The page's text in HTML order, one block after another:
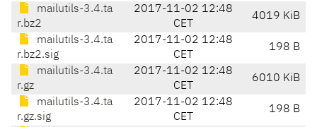
mailutils-3.4.ta
r.bz2
2017-11-02 12:48
CET
4019 KiB
mailutils-3.4.ta
r.bz2.sig
2017-11-02 12:48
CET
198 B
mailutils-3.4.ta
r.gz
2017-11-02 12:48
CET
6010 KiB
mailutils-3.4.ta
r.gz.sig
2017-11-02 12:48
CET
198 B